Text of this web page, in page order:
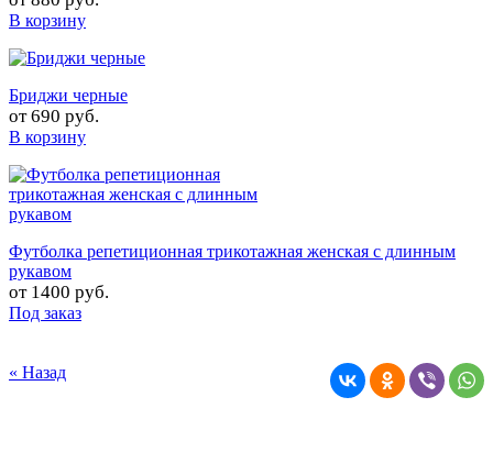
В корзину
Бриджи черные
от690 руб.
В корзину
Футболка репетиционная трикотажная женская с длинным
рукавом
от 1400 руб.
Под заказ
« Назад